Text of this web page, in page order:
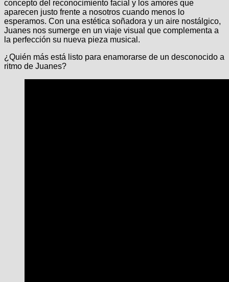
concepto del reconocimiento facial y los amores que
aparecen justo frente a nosotros cuando menos lo
esperamos. Con una estética soñadora y un aire nostálgico,
Juanes nos sumerge en un viaje visual que complementa a
la perfección su nueva pieza musical.
¿Quién más está listo para enamorarse de un desconocido a
ritmo de Juanes?